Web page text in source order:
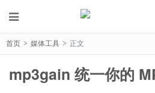
首页 > 媒体工具 > 正文
mp3gain 统一你的